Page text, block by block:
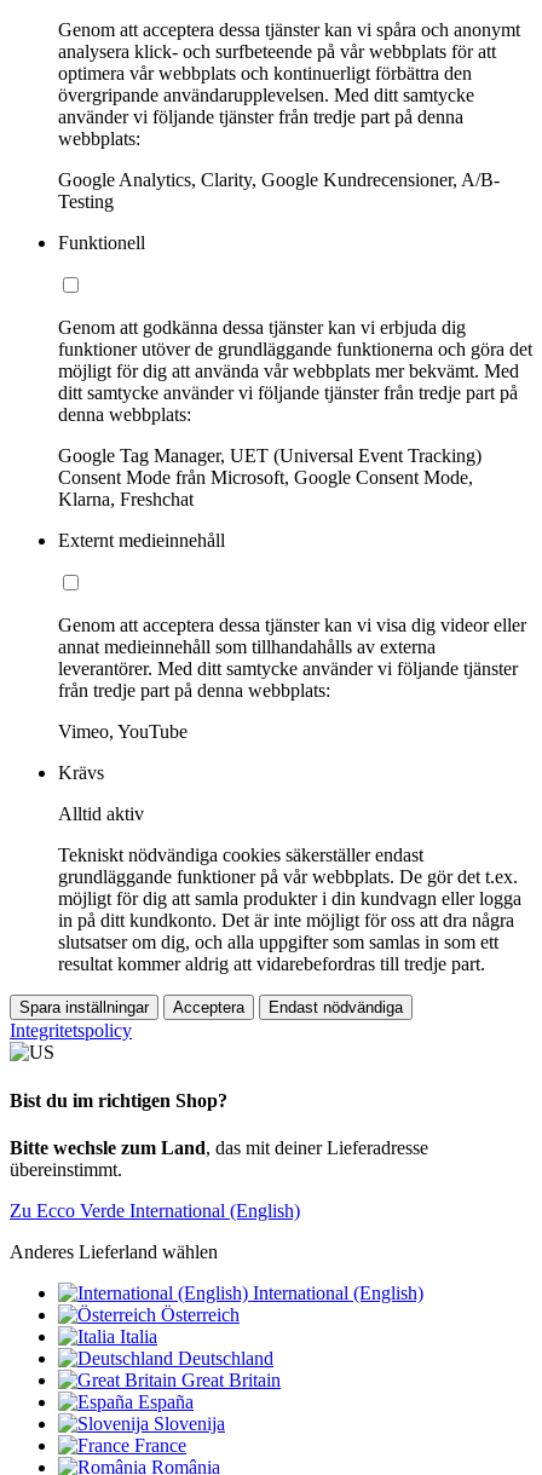
Genom att acceptera dessa tjänster kan vi spåra och anonymt
analysera klick- och surfbeteende på vår webbplats för att
optimera vår webbplats och kontinuerligt förbättra den
övergripande användarupplevelsen. Med ditt samtycke
använder vi följande tjänster från tredje part på denna
webbplats:
Google Analytics, Clarity, Google Kundrecensioner, A/B-
Testing
Funktionell
Genom att godkänna dessa tjänster kan vi erbjuda dig
funktioner utöver de grundläggande funktionerna och göra det
möjligt för dig att använda vår webbplats mer bekvämt. Med
ditt samtycke använder vi följande tjänster från tredje part på
denna webbplats:
Google Tag Manager, UET (Universal Event Tracking)
Consent Mode från Microsoft, Google Consent Mode,
Klarna, Freshchat
Externt medieinnehåll
Genom att acceptera dessa tjänster kan vi visa dig videor eller
annat medieinnehåll som tillhandahålls av externa
leverantörer. Med ditt samtycke använder vi följande tjänster
från tredje part på denna webbplats:
Vimeo, YouTube
Krävs
Alltid aktiv
Tekniskt nödvändiga cookies säkerställer endast
grundläggande funktioner på vår webbplats. De gör det t.ex.
möjligt för dig att samla produkter i din kundvagn eller logga
in på ditt kundkonto. Det är inte möjligt för oss att dra några
slutsatser om dig, och alla uppgifter som samlas in som ett
resultat kommer aldrig att vidarebefordras till tredje part.
Spara inställningar Acceptera Endast nödvändiga
Integritetspolicy
Bist du im richtigen Shop?
Bitte wechsle zum Land, das mit deiner Lieferadresse
übereinstimmt.
Zu Ecco Verde International (English)
Anderes Lieferland wählen
International (English)
Österreich
Italia
Deutschland
Great Britain
España
Slovenija
France
România